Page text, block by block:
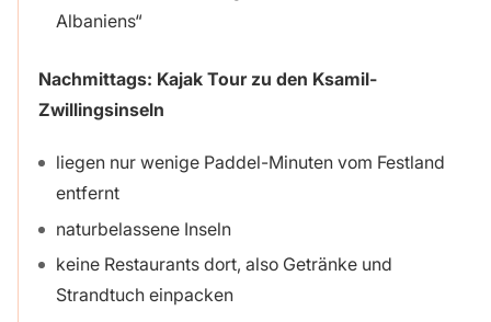
Albaniens“
Nachmittags: Kajak Tour zu den Ksamil-
Zwillingsinseln
liegen nur wenige Paddel-Minuten vom Festland
entfernt
naturbelassene Inseln
keine Restaurants dort, also Getränke und
Strandtuch einpacken